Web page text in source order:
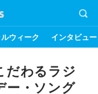
ウィーク インタビュー
だわるラジ
ー・ソング